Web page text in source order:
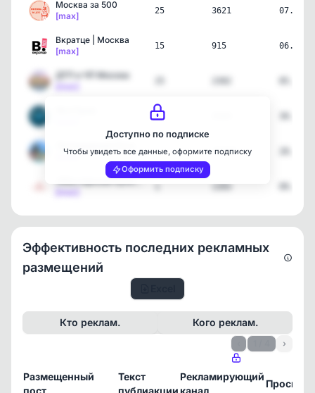
Москва за 500
[max]
25 3621
Вкратце | Москва
[max]
15 915
ДТП и ЧП Москва
[max]
1
[max]
1 13534
«Мастерская Кухонь» - ку…
1 1393
Доступно по подписке
Чтобы увидеть все данные, оформите подписку
Оформить подписку
Эффективность последних рекламных
размещений
Кто реклам. Кого реклам.
›
Размещенный
пост
Текст
публиакции
Рекламирующий
канал